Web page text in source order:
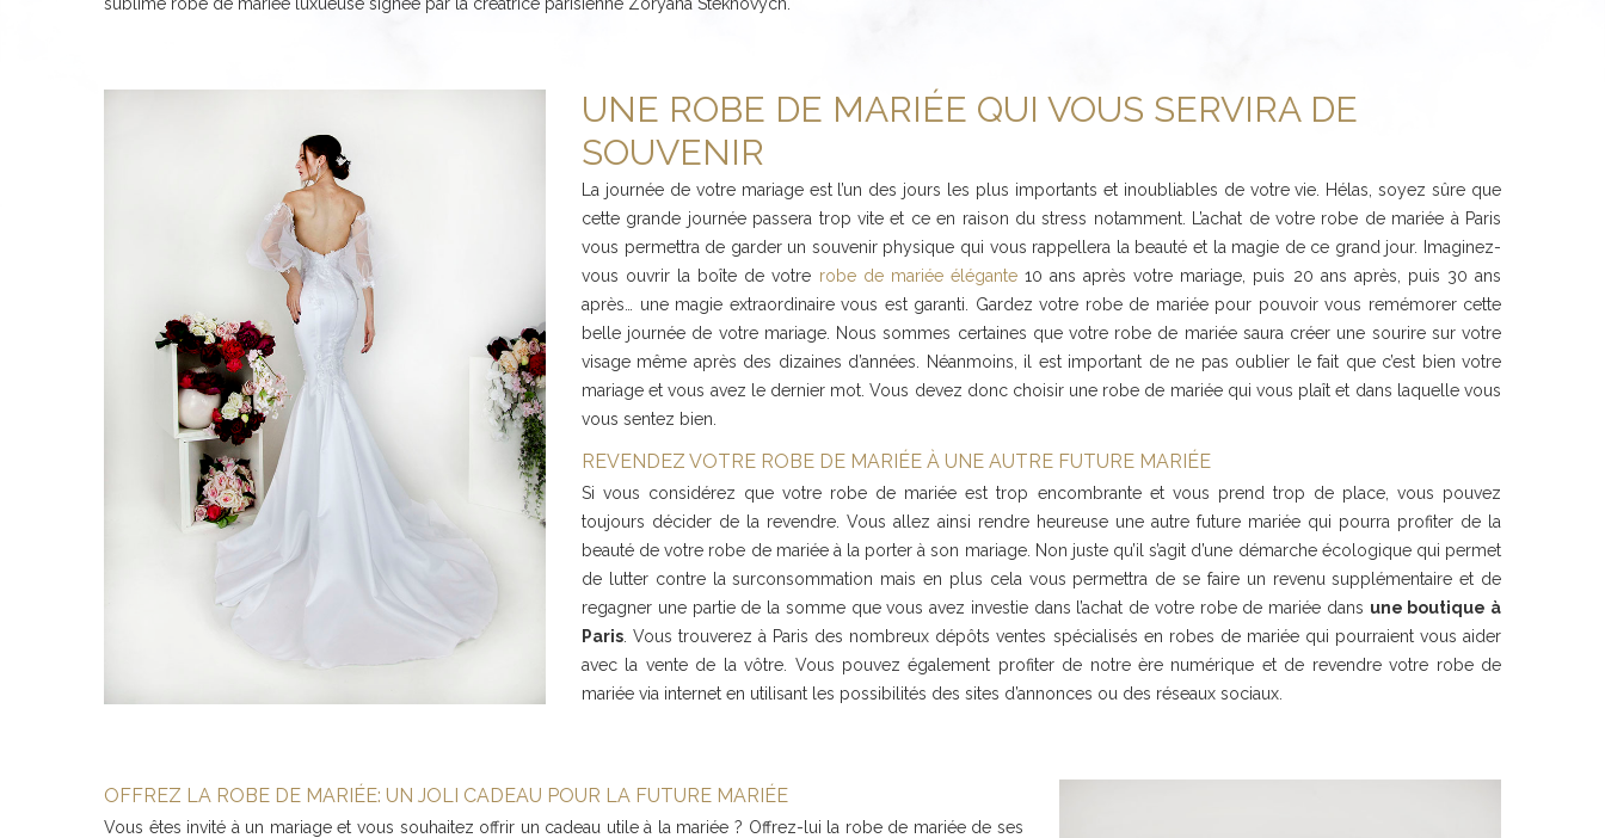
UNE ROBE DE MARIÉE QUI VOUS SERVIRA DE
SOUVENIR
La journée de votre mariage est l’un des jours les plus importants et inoubliables de votre vie. Hélas, soyez sûre que
cette grande journée passera trop vite et ce en raison du stress notamment. L’achat de votre robe de mariée à Paris
vous permettra de garder un souvenir physique qui vous rappellera la beauté et la magie de ce grand jour. Imaginez-
vous ouvrir la boîte de votre robe de mariée élégante10 ans après votre mariage, puis 20 ans après, puis 30 ans
après… une magie extraordinaire vous est garanti. Gardez votre robe de mariée pour pouvoir vous remémorer cette
belle journée de votre mariage. Nous sommes certaines que votre robe de mariée saura créer une sourire sur votre
visage même après des dizaines d’années. Néanmoins, il est important de ne pas oublier le fait que c’est bien votre
mariage et vous avez le dernier mot. Vous devez donc choisir une robe de mariée qui vous plaît et dans laquelle vous
vous sentez bien.
REVENDEZ VOTRE ROBE DE MARIÉE À UNE AUTRE FUTURE MARIÉE
Si vous considérez que votre robe de mariée est trop encombrante et vous prend trop de place, vous pouvez
toujours décider de la revendre. Vous allez ainsi rendre heureuse une autre future mariée qui pourra profiter de la
beauté de votre robe de mariée à la porter à son mariage. Non juste qu’il s’agit d’une démarche écologique qui permet
de lutter contre la surconsommation mais en plus cela vous permettra de se faire un revenu supplémentaire et de
regagner une partie de la somme que vous avez investie dans l’achat de votre robe de mariée dans une boutique à
Paris . Vous trouverez à Paris des nombreux dépôts ventes spécialisés en robes de mariée qui pourraient vous aider
avec la vente de la vôtre. Vous pouvez également profiter de notre ère numérique et de revendre votre robe de
mariée via internet en utilisant les possibilités des sites d’annonces ou des réseaux sociaux.
OFFREZ LA ROBE DE MARIÉE: UN JOLI CADEAU POUR LA FUTURE MARIÉE
Vous êtes invité à un mariage et vous souhaitez offrir un cadeau utile à la mariée ? Offrez-lui la robe de mariée de ses